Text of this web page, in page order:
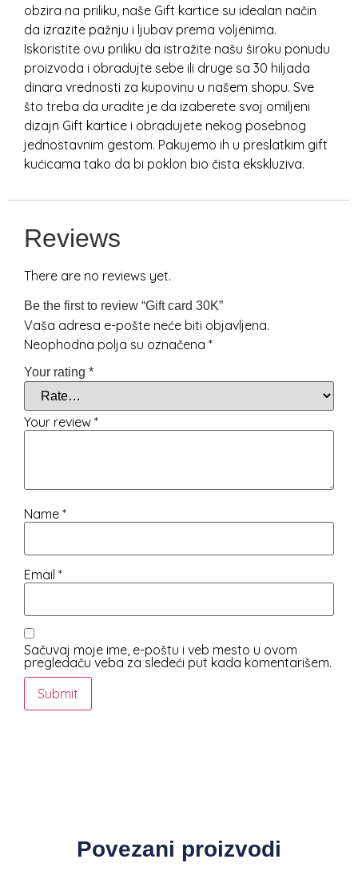
obzira na priliku, naše Gift kartice su idealan način
da izrazite pažnju i ljubav prema voljenima.
Iskoristite ovu priliku da istražite našu široku ponudu
proizvoda i obradujte sebe ili druge sa 30 hiljada
dinara vrednosti za kupovinu u našem shopu. Sve
što treba da uradite je da izaberete svoj omiljeni
dizajn Gift kartice i obradujete nekog posebnog
jednostavnim gestom. Pakujemo ih u preslatkim gift
kućicama tako da bi poklon bio čista ekskluziva.
Reviews
There are no reviews yet.
Be the first to review “Gift card 30K”
Vaša adresa e-pošte neće biti objavljena.
Neophodna polja su označena *
Your rating *
Your review *
Name *
Email *
Sačuvaj moje ime, e-poštu i veb mesto u ovom
pregledaču veba za sledeći put kada komentarišem.
Povezani proizvodi